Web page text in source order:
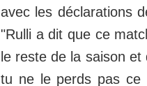
avec les déclarations
"Rulli a dit que ce
le reste de la saison
tu ne le perds pas ce